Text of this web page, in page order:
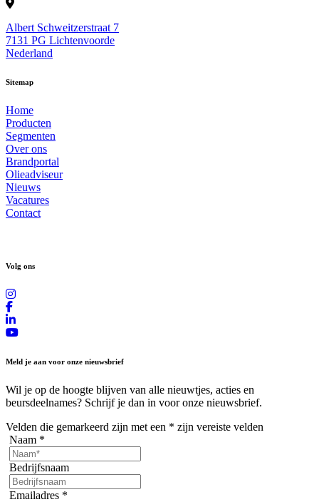
Albert Schweitzerstraat 7
7131 PG Lichtenvoorde
Nederland
Sitemap
Home
Producten
Segmenten
Over ons
Brandportal
Olieadviseur
Nieuws
Vacatures
Contact
Volg ons
Meld je aan voor onze nieuwsbrief
Wil je op de hoogte blijven van alle nieuwtjes, acties en
beursdeelnames? Schrijf je dan in voor onze nieuwsbrief.
Velden die gemarkeerd zijn met een * zijn vereiste velden
Naam *
Bedrijfsnaam
Emailadres *